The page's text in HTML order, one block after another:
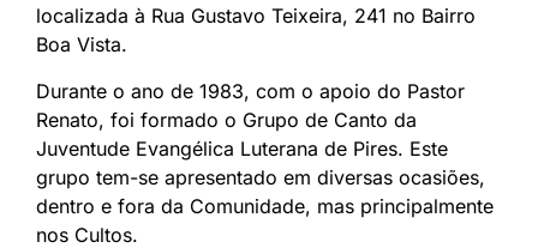
localizada à Rua Gustavo Teixeira, 241 no Bairro
Boa Vista.
Durante o ano de 1983, com o apoio do Pastor
Renato, foi formado o Grupo de Canto da
Juventude Evangélica Luterana de Pires. Este
grupo tem-se apresentado em diversas ocasiões,
dentro e fora da Comunidade, mas principalmente
nos Cultos.